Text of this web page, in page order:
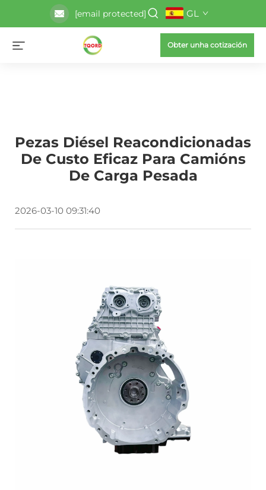
[email protected] GL
Obter unha cotización
Pezas Diésel Reacondicionadas
De Custo Eficaz Para Camións
De Carga Pesada
2026-03-10 09:31:40